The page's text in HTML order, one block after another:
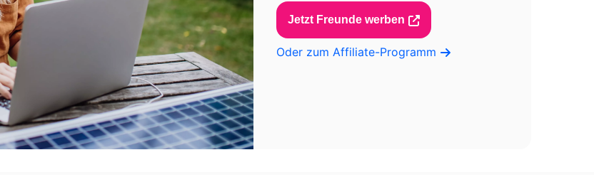
Jetzt Freunde werben
Oder zum Affiliate-Programm